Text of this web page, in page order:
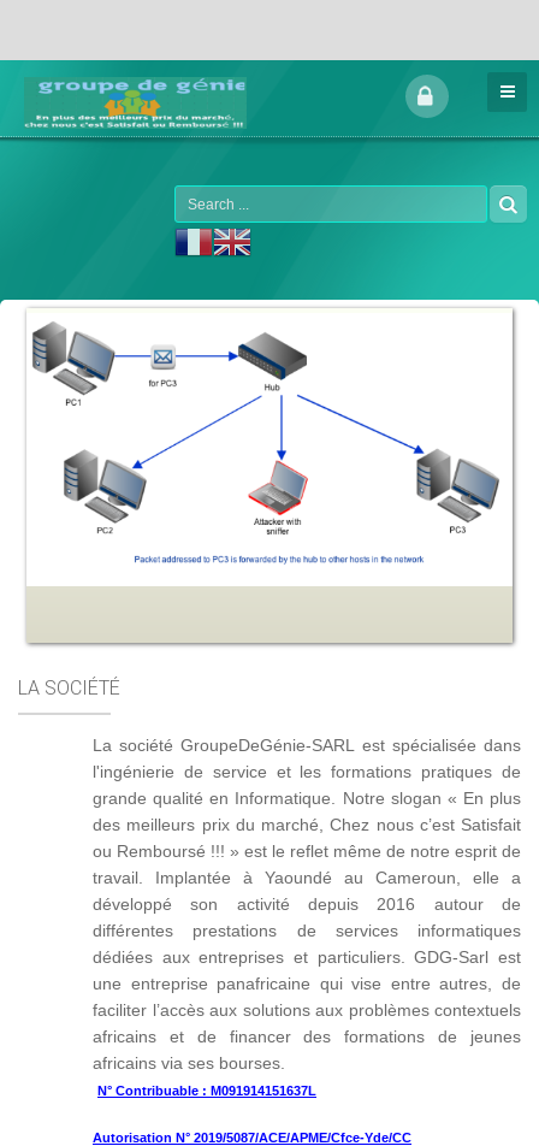
LA SOCIÉTÉ
La société GroupeDeGénie-SARL est spécialisée dans
l'ingénierie de service et les formations pratiques de
grande qualité en Informatique. Notre slogan « En plus
des meilleurs prix du marché, Chez nous c’est Satisfait
ou Remboursé !!! » est le reflet même de notre esprit de
travail. Implantée à Yaoundé au Cameroun, elle a
développé son activité depuis 2016 autour de
différentes prestations de services informatiques
dédiées aux entreprises et particuliers. GDG-Sarl est
une entreprise panafricaine qui vise entre autres, de
faciliter l’accès aux solutions aux problèmes contextuels
africains et de financer des formations de jeunes
africains via ses bourses.
N° Contribuable : M091914151637L
Autorisation N° 2019/5087/ACE/APME/Cfce-Yde/CC